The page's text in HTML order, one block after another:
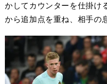
かしてカウンターを仕掛け
から追加点を重ね、相手の